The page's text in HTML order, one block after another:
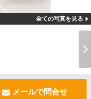
全ての写真を見る
メールで問合せ